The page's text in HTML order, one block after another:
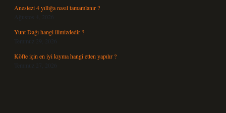
Anestezi 4 yıllığa nasıl tamamlanır ?
Ağustos 4, 2026
Yunt Dağı hangi ilimizdedir ?
Temmuz 29, 2026
Köfte için en iyi kıyma hangi etten yapılır ?
Temmuz 27, 2026